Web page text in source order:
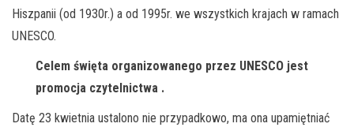
Hiszpanii (od 1930r.) a od 1995r. we wszystkich krajach w ramach
UNESCO.
Celem święta organizowanego przez UNESCO jest
promocja czytelnictwa .
Datę 23 kwietnia ustalono nie przypadkowo, ma ona upamiętniać